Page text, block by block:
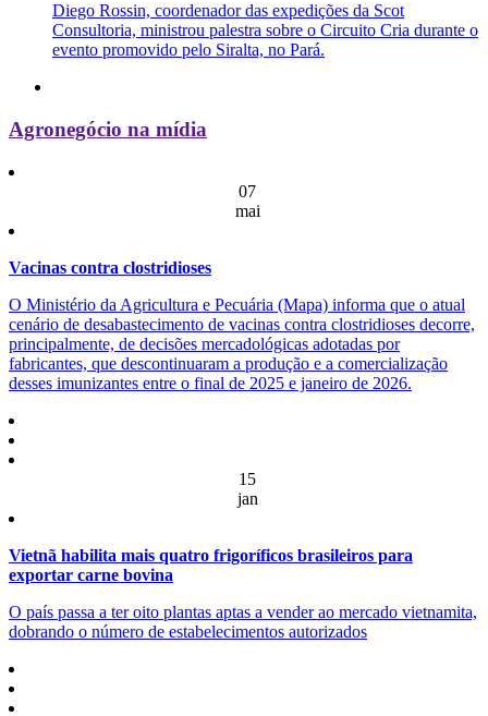
Diego Rossin, coordenador das expedições da Scot
Consultoria, ministrou palestra sobre o Circuito Cria durante o
evento promovido pelo Siralta, no Pará.
Agronegócio na mídia
07
mai
Vacinas contra clostridioses
O Ministério da Agricultura e Pecuária (Mapa) informa que o atual
cenário de desabastecimento de vacinas contra clostridioses decorre,
principalmente, de decisões mercadológicas adotadas por
fabricantes, que descontinuaram a produção e a comercialização
desses imunizantes entre o final de 2025 e janeiro de 2026.
15
jan
Vietnã habilita mais quatro frigoríficos brasileiros para
exportar carne bovina
O país passa a ter oito plantas aptas a vender ao mercado vietnamita,
dobrando o número de estabelecimentos autorizados